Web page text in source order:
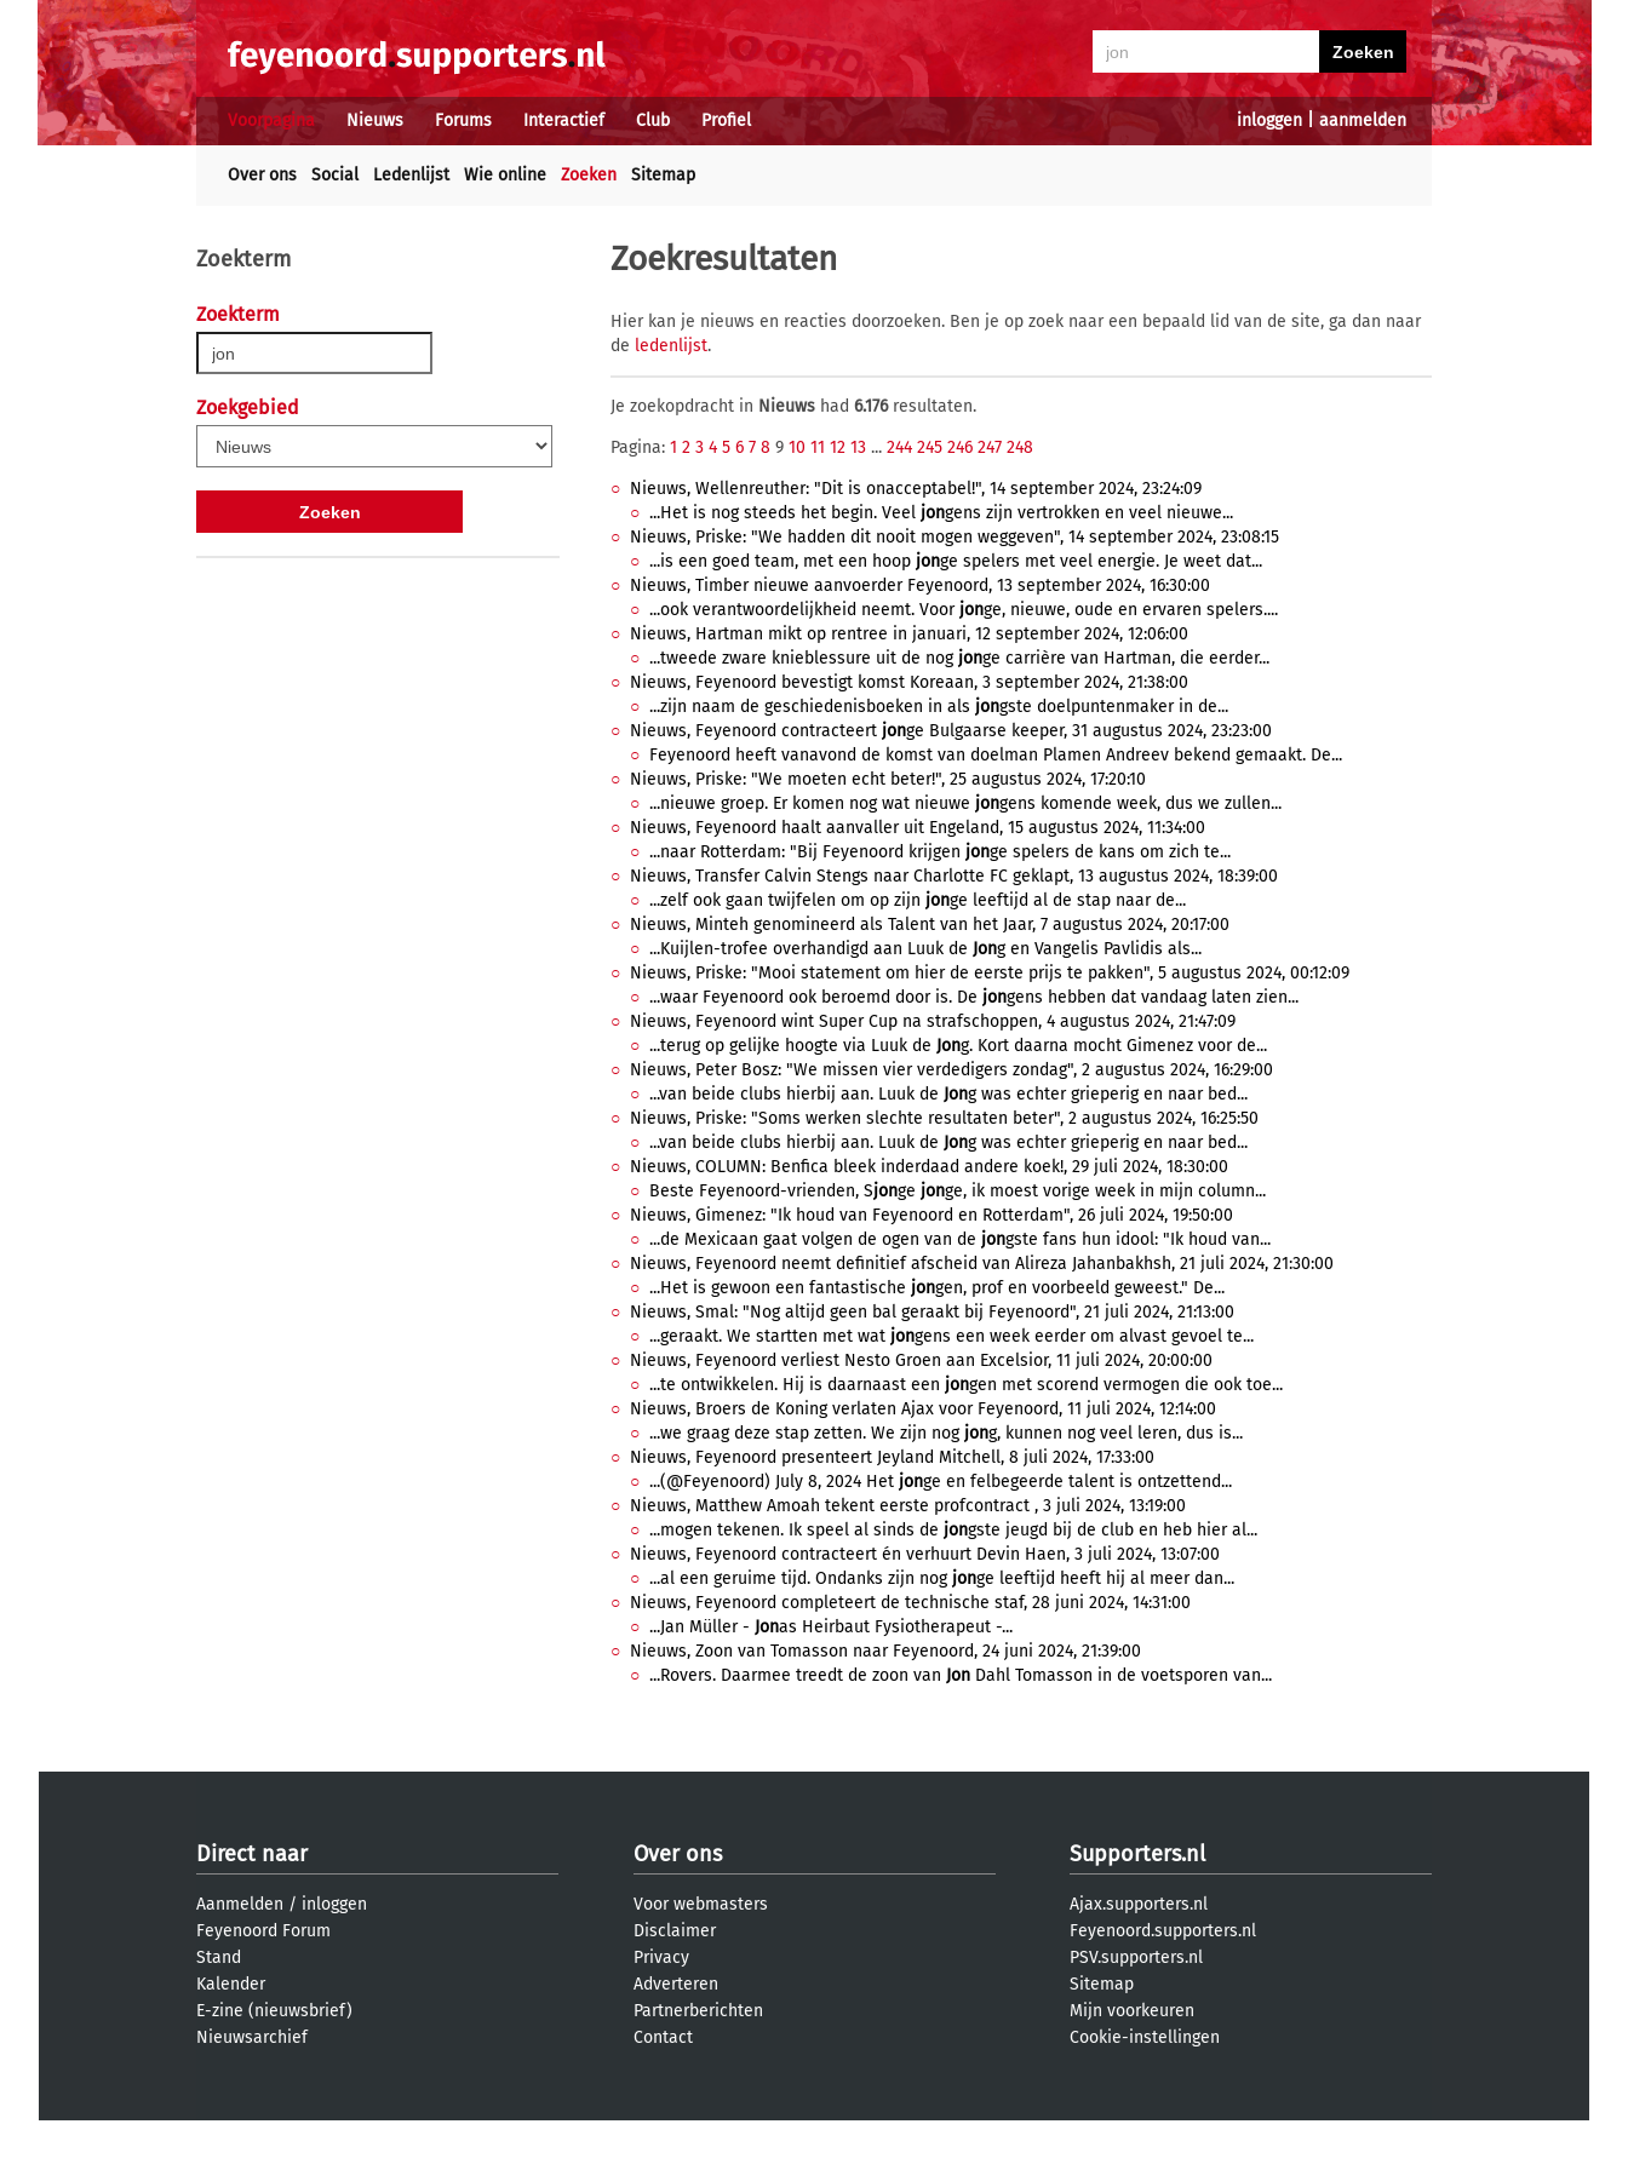
inloggen aanmelden
Voorpagina Nieuws Forums Interactief Club Profiel
Over ons Social Ledenlijst Wie online Zoeken Sitemap
Zoekterm
Zoekterm
Zoekgebied
Zoekresultaten
Hier kan je nieuws en reacties doorzoeken. Ben je op zoek naar een bepaald lid van de site, ga dan naar
de ledenlijst.
Je zoekopdracht in Nieuws had 6.176resultaten.
Pagina: 1 2 3 4 5 6 7 8 9 10 11 12 13 ... 244 245 246 247 248
Nieuws, Wellenreuther: "Dit is onacceptabel!", 14 september 2024, 23:24:09
...Het is nog steeds het begin. Veel jongens zijn vertrokken en veel nieuwe...
Nieuws, Priske: "We hadden dit nooit mogen weggeven", 14 september 2024, 23:08:15
...is een goed team, met een hoop jonge spelers met veel energie. Je weet dat...
Nieuws, Timber nieuwe aanvoerder Feyenoord, 13 september 2024, 16:30:00
...ook verantwoordelijkheid neemt. Voor jonge, nieuwe, oude en ervaren spelers....
Nieuws, Hartman mikt op rentree in januari, 12 september 2024, 12:06:00
...tweede zware knieblessure uit de nog jonge carrière van Hartman, die eerder...
Nieuws, Feyenoord bevestigt komst Koreaan, 3 september 2024, 21:38:00
...zijn naam de geschiedenisboeken in als jongste doelpuntenmaker in de...
Nieuws, Feyenoord contracteert jonge Bulgaarse keeper, 31 augustus 2024, 23:23:00
Feyenoord heeft vanavond de komst van doelman Plamen Andreev bekend gemaakt. De...
Nieuws, Priske: "We moeten echt beter!", 25 augustus 2024, 17:20:10
...nieuwe groep. Er komen nog wat nieuwe jongens komende week, dus we zullen...
Nieuws, Feyenoord haalt aanvaller uit Engeland, 15 augustus 2024, 11:34:00
...naar Rotterdam: "Bij Feyenoord krijgen jonge spelers de kans om zich te...
Nieuws, Transfer Calvin Stengs naar Charlotte FC geklapt, 13 augustus 2024, 18:39:00
...zelf ook gaan twijfelen om op zijn jonge leeftijd al de stap naar de...
Nieuws, Minteh genomineerd als Talent van het Jaar, 7 augustus 2024, 20:17:00
...Kuijlen-trofee overhandigd aan Luuk de Jong en Vangelis Pavlidis als...
Nieuws, Priske: "Mooi statement om hier de eerste prijs te pakken", 5 augustus 2024, 00:12:09
...waar Feyenoord ook beroemd door is. De jongens hebben dat vandaag laten zien...
Nieuws, Feyenoord wint Super Cup na strafschoppen, 4 augustus 2024, 21:47:09
...terug op gelijke hoogte via Luuk de Jong. Kort daarna mocht Gimenez voor de...
Nieuws, Peter Bosz: "We missen vier verdedigers zondag", 2 augustus 2024, 16:29:00
...van beide clubs hierbij aan. Luuk de Jong was echter grieperig en naar bed...
Nieuws, Priske: "Soms werken slechte resultaten beter", 2 augustus 2024, 16:25:50
...van beide clubs hierbij aan. Luuk de Jong was echter grieperig en naar bed...
Nieuws, COLUMN: Benfica bleek inderdaad andere koek!, 29 juli 2024, 18:30:00
Beste Feyenoord-vrienden, Sjonge jonge, ik moest vorige week in mijn column...
Nieuws, Gimenez: "Ik houd van Feyenoord en Rotterdam", 26 juli 2024, 19:50:00
...de Mexicaan gaat volgen de ogen van de jongste fans hun idool: "Ik houd van...
Nieuws, Feyenoord neemt definitief afscheid van Alireza Jahanbakhsh, 21 juli 2024, 21:30:00
...Het is gewoon een fantastische jongen, prof en voorbeeld geweest." De...
Nieuws, Smal: "Nog altijd geen bal geraakt bij Feyenoord", 21 juli 2024, 21:13:00
...geraakt. We startten met wat jongens een week eerder om alvast gevoel te...
Nieuws, Feyenoord verliest Nesto Groen aan Excelsior, 11 juli 2024, 20:00:00
...te ontwikkelen. Hij is daarnaast een jongen met scorend vermogen die ook toe...
Nieuws, Broers de Koning verlaten Ajax voor Feyenoord, 11 juli 2024, 12:14:00
...we graag deze stap zetten. We zijn nog jong, kunnen nog veel leren, dus is...
Nieuws, Feyenoord presenteert Jeyland Mitchell, 8 juli 2024, 17:33:00
...(@Feyenoord) July 8, 2024 Het jonge en felbegeerde talent is ontzettend...
Nieuws, Matthew Amoah tekent eerste profcontract , 3 juli 2024, 13:19:00
...mogen tekenen. Ik speel al sinds de jongste jeugd bij de club en heb hier al...
Nieuws, Feyenoord contracteert én verhuurt Devin Haen, 3 juli 2024, 13:07:00
...al een geruime tijd. Ondanks zijn nog jonge leeftijd heeft hij al meer dan...
Nieuws, Feyenoord completeert de technische staf, 28 juni 2024, 14:31:00
...Jan Müller - Jonas Heirbaut Fysiotherapeut -...
Nieuws, Zoon van Tomasson naar Feyenoord, 24 juni 2024, 21:39:00
...Rovers. Daarmee treedt de zoon van Jon Dahl Tomasson in de voetsporen van...
Direct naar
Aanmelden / inloggen
Feyenoord Forum
Stand
Kalender
E-zine (nieuwsbrief)
Nieuwsarchief
Over ons
Voor webmasters
Disclaimer
Privacy
Adverteren
Partnerberichten
Contact
Supporters.nl
Ajax.supporters.nl
Feyenoord.supporters.nl
PSV.supporters.nl
Sitemap
Mijn voorkeuren
Cookie-instellingen